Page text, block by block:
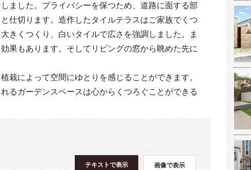
ました。プライバシーを保つため、道路に面する部
仕切ります。造作したタイルテラスはご家族でくつ
きくつくり、白いタイルで広さを強調しました。ま
果もあります。そしてリビングの窓から眺めた先に
栽によって空間にゆとりを感じることができます。
るガーデンスペースは心からくつろぐことができる
画像で表示
テキストで表示